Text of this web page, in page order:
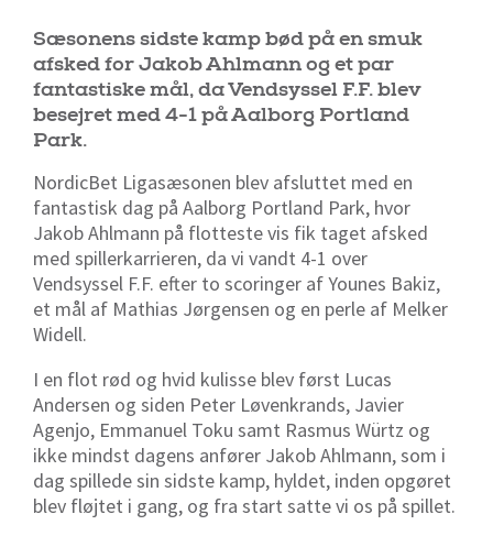
Sæsonens sidste kamp bød på en smuk
afsked for Jakob Ahlmann og et par
fantastiske mål, da Vendsyssel F.F. blev
besejret med 4-1 på Aalborg Portland
Park.
NordicBet Ligasæsonen blev afsluttet med en
fantastisk dag på Aalborg Portland Park, hvor
Jakob Ahlmann på flotteste vis fik taget afsked
med spillerkarrieren, da vi vandt 4-1 over
Vendsyssel F.F. efter to scoringer af Younes Bakiz,
et mål af Mathias Jørgensen og en perle af Melker
Widell.
I en flot rød og hvid kulisse blev først Lucas
Andersen og siden Peter Løvenkrands, Javier
Agenjo, Emmanuel Toku samt Rasmus Würtz og
ikke mindst dagens anfører Jakob Ahlmann, som i
dag spillede sin sidste kamp, hyldet, inden opgøret
blev fløjtet i gang, og fra start satte vi os på spillet.